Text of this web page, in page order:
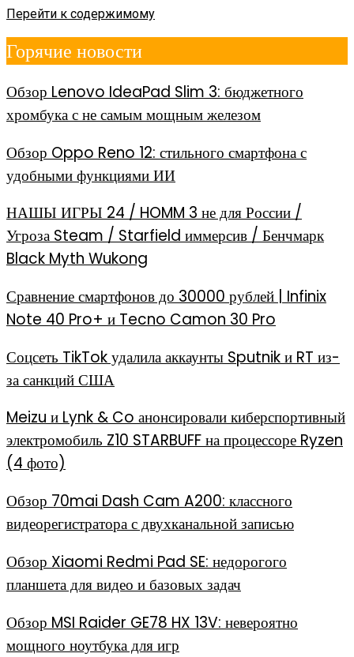
Перейти к содержимому
Горячие новости
Обзор Lenovo IdeaPad Slim 3: бюджетного
хромбука с не самым мощным железом
Обзор Oppo Reno 12: стильного смартфона с
удобными функциями ИИ
НАШЫ ИГРЫ 24 / HOMM 3 не для России /
Угроза Steam / Starfield иммерсив / Бенчмарк
Black Myth Wukong
Сравнение смартфонов до 30000 рублей | Infinix
Note 40 Pro+ и Tecno Camon 30 Pro
Соцсеть TikTok удалила аккаунты Sputnik и RT из-
за санкций США
Meizu и Lynk & Co анонсировали киберспортивный
электромобиль Z10 STARBUFF на процессоре Ryzen
(4 фото)
Обзор 70mai Dash Cam A200: классного
видеорегистратора с двухканальной записью
Обзор Xiaomi Redmi Pad SE: недорогого
планшета для видео и базовых задач
Обзор MSI Raider GE78 HX 13V: невероятно
мощного ноутбука для игр